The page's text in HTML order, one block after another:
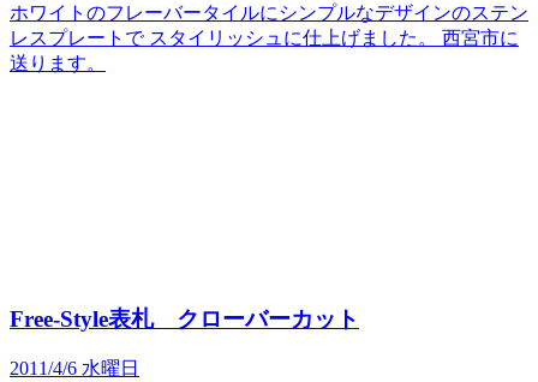
ホワイトのフレーバータイルにシンプルなデザインのステン
レスプレートで スタイリッシュに仕上げました。 西宮市に
送ります。
Free-Style表札 クローバーカット
2011/4/6 水曜日